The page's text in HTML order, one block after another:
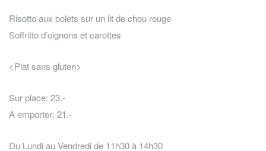
Risotto aux bolets sur un lit de chou rouge
Soffritto d’oignons et carottes
<Plat sans gluten>
Sur place: 23.-
A emporter: 21.-
Du Lundi au Vendredi de 11h30 à 14h30